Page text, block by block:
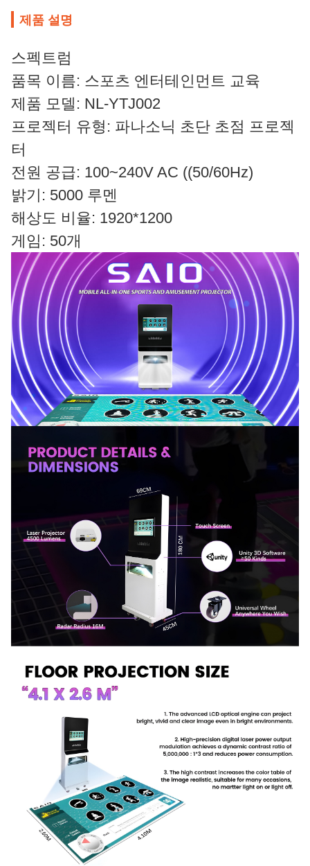
제품 설명
스펙트럼
품목 이름: 스포츠 엔터테인먼트 교육
제품 모델: NL-YTJ002
프로젝터 유형: 파나소닉 초단 초점 프로젝
터
전원 공급: 100~240V AC ((50/60Hz)
밝기: 5000 루멘
해상도 비율: 1920*1200
게임: 50개